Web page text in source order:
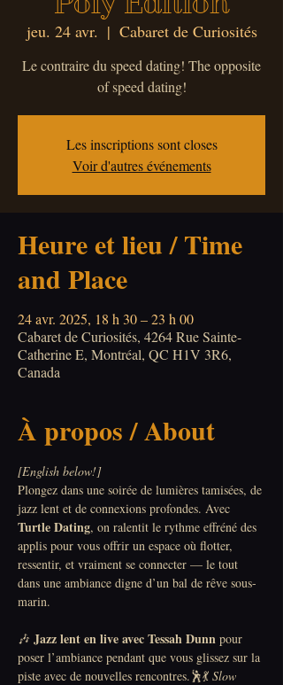
jeu. 24 avr.
  |
Cabaret de Curiosités
Le contraire du speed dating! The opposite
of speed dating!
Les inscriptions sont closes
Voir d'autres événements
Heure et lieu / Time
and Place
24 avr. 2025, 18 h 30 – 23 h 00
Cabaret de Curiosités, 4264 Rue Sainte-
Catherine E, Montréal, QC H1V 3R6,
Canada
À propos / About
[English below!]
Plongez dans une soirée de lumières tamisées, de
jazz lent et de connexions profondes. Avec
Turtle Dating, on ralentit le rythme effréné des
applis pour vous offrir un espace où flotter,
ressentir, et vraiment se connecter — le tout
dans une ambiance digne d’un bal de rêve sous-
marin.
🎶 Jazz lent en live avec Tessah Dunn pour
poser l’ambiance pendant que vous glissez sur la
piste avec de nouvelles rencontres.🕺💃 Slow